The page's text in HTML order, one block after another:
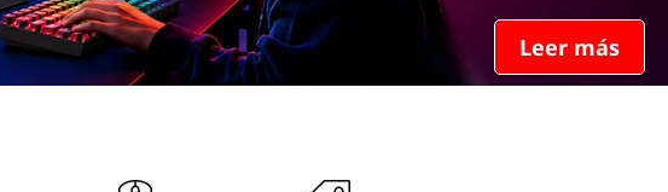
Leer más